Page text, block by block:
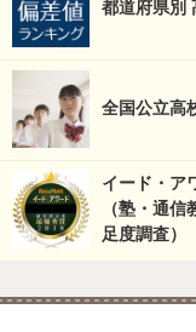
都道府県別
全国公立高
イード・ア
（塾・通
足度調査）